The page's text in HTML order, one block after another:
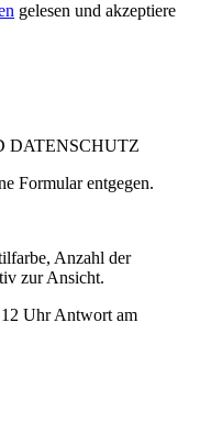
gelesen und akzeptiere
DATENSCHUTZ
Formular entgegen.
Anzahl der
zur Ansicht.
Uhr Antwort am